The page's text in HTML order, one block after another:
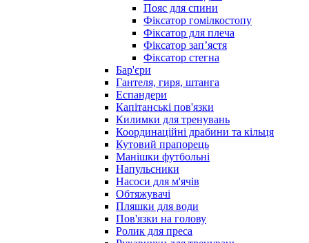
Пояс для спини
Фіксатор гомілкостопу
Фіксатор для плеча
Фіксатор запʼястя
Фіксатор стегна
Бар'єри
Гантеля, гиря, штанга
Еспандери
Капітанські пов'язки
Килимки для тренувань
Координаційні драбини та кільця
Кутовий прапорець
Манішки футбольні
Напульсники
Насоси для м'ячів
Обтяжувачі
Пляшки для води
Пов'язки на голову
Ролик для преса